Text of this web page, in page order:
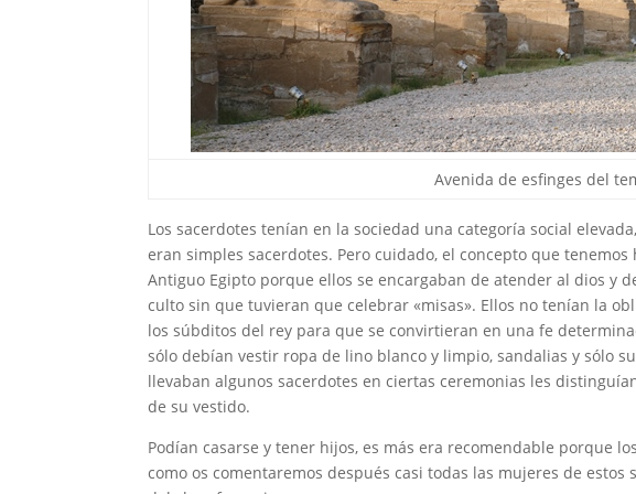
Avenida de esfinges del
Los sacerdotes tenían en la sociedad una categoría social
eran simples sacerdotes. Pero cuidado, el concepto que
Antiguo Egipto porque ellos se encargaban de atender al dios y
culto sin que tuvieran que celebrar «misas». Ellos no tenían la
los súbditos del rey para que se convirtieran en una fe
sólo debían vestir ropa de lino blanco y limpio, sandalias y sólo
llevaban algunos sacerdotes en ciertas ceremonias les
de su vestido.
Podían casarse y tener hijos, es más era recomendable porque
como os comentaremos después casi todas las mujeres de